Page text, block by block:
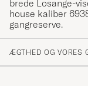
brede Losange-
house kaliber
gangreserve.
ÆGTHED OG VORES